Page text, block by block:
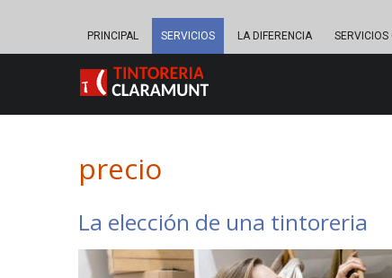
PRINCIPAL SERVICIOS LA DIFERENCIA SERVICIOS
precio
La elección de una tintoreria